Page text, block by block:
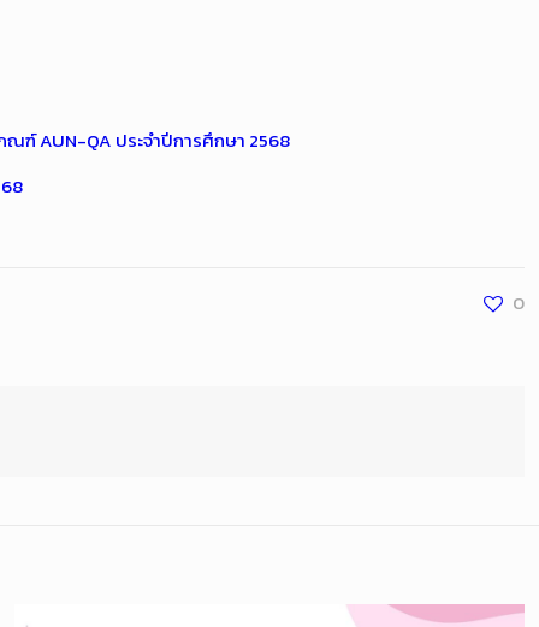
ฑ์ AUN-QA ประจำปีการศึกษา 2568
0